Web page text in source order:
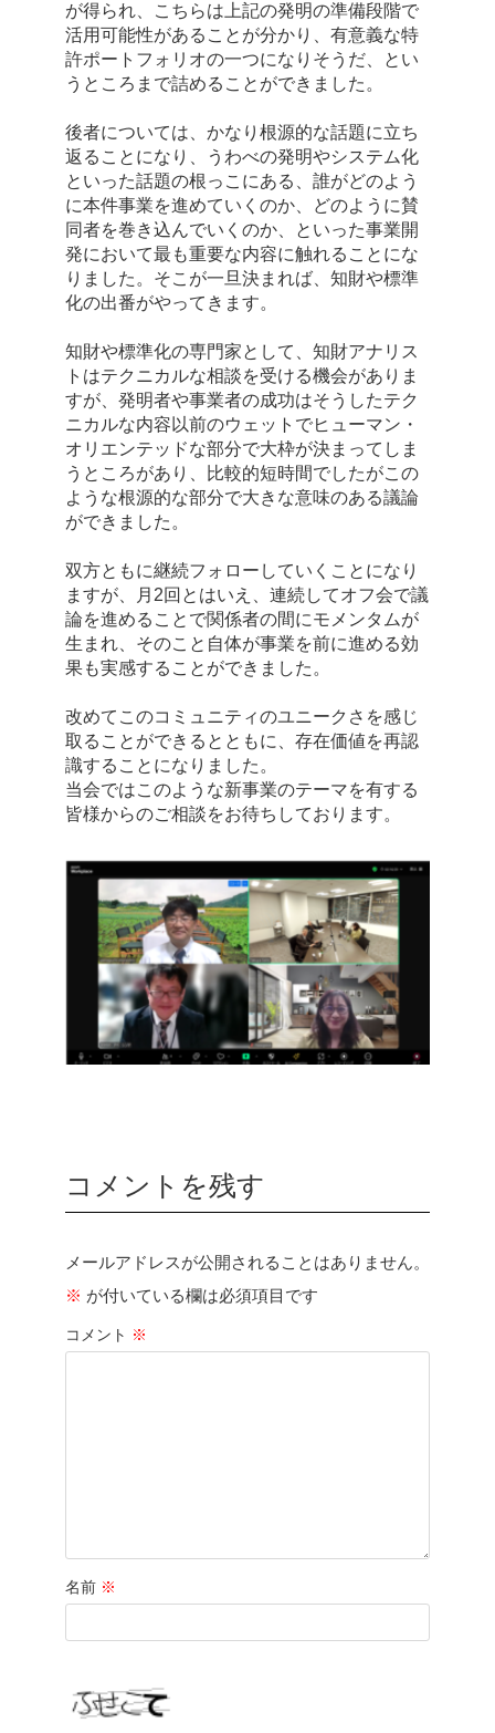
が得られ、こちらは上記の発明の準備段階で
活用可能性があることが分かり、有意義な特
許ポートフォリオの一つになりそうだ、とい
うところまで詰めることができました。
後者については、かなり根源的な話題に立ち
返ることになり、うわべの発明やシステム化
といった話題の根っこにある、誰がどのよう
に本件事業を進めていくのか、どのように賛
同者を巻き込んでいくのか、といった事業開
発において最も重要な内容に触れることにな
りました。そこが一旦決まれば、知財や標準
化の出番がやってきます。
知財や標準化の専門家として、知財アナリス
トはテクニカルな相談を受ける機会がありま
すが、発明者や事業者の成功はそうしたテク
ニカルな内容以前のウェットでヒューマン・
オリエンテッドな部分で大枠が決まってしま
うところがあり、比較的短時間でしたがこの
ような根源的な部分で大きな意味のある議論
ができました。
双方ともに継続フォローしていくことになり
ますが、月2回とはいえ、連続してオフ会で議
論を進めることで関係者の間にモメンタムが
生まれ、そのこと自体が事業を前に進める効
果も実感することができました。
改めてこのコミュニティのユニークさを感じ
取ることができるとともに、存在価値を再認
識することになりました。
当会ではこのような新事業のテーマを有する
皆様からのご相談をお待ちしております。
コメントを残す
メールアドレスが公開されることはありません。
※ が付いている欄は必須項目です
コメント ※
名前 ※